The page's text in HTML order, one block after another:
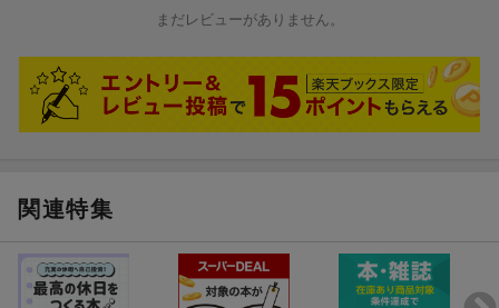
まだレビューがありません。
関連特集